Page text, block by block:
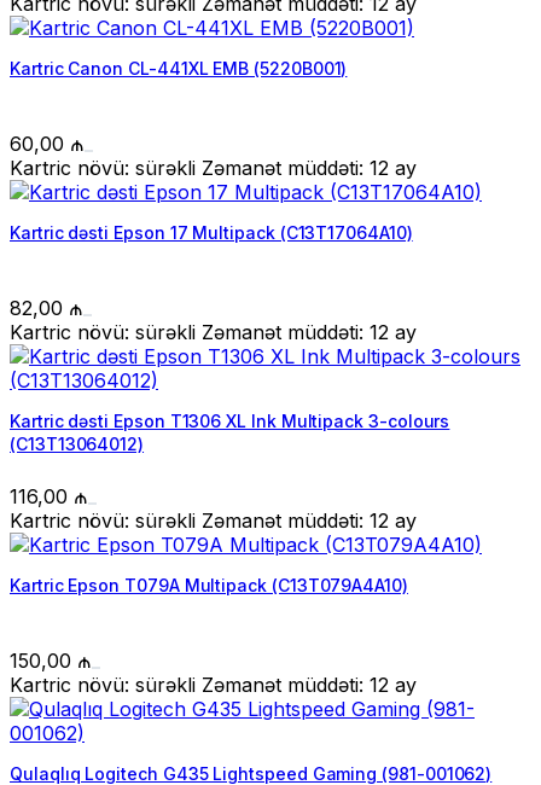
Kartric Canon CL-441XL EMB (5220B001)
60,00 ₼
Kartric növü: sürəkli Zəmanət müddəti: 12 ay
Kartric dəsti Epson 17 Multipack (C13T17064A10)
82,00 ₼
Kartric növü: sürəkli Zəmanət müddəti: 12 ay
Kartric dəsti Epson T1306 XL Ink Multipack 3-colours
(C13T13064012)
116,00 ₼
Kartric növü: sürəkli Zəmanət müddəti: 12 ay
Kartric Epson T079A Multipack (C13T079A4A10)
150,00 ₼
Kartric növü: sürəkli Zəmanət müddəti: 12 ay
Qulaqlıq Logitech G435 Lightspeed Gaming (981-001062)